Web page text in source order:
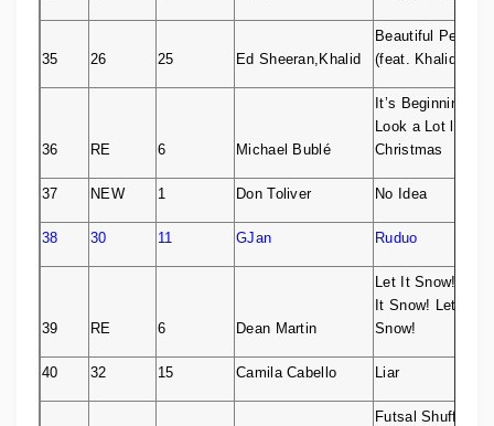
35 26 25 Ed Sheeran,Khalid
Beautiful People
(feat. Khalid)
36 RE 6 Michael Bublé
It’s Beginning to
Look a Lot like
Christmas
37 NEW 1 Don Toliver No Idea
38 30 11 GJan Ruduo
39 RE 6 Dean Martin
Let It Snow! Let
It Snow! Let It
Snow!
40 32 15 Camila Cabello Liar
Futsal Shuffle